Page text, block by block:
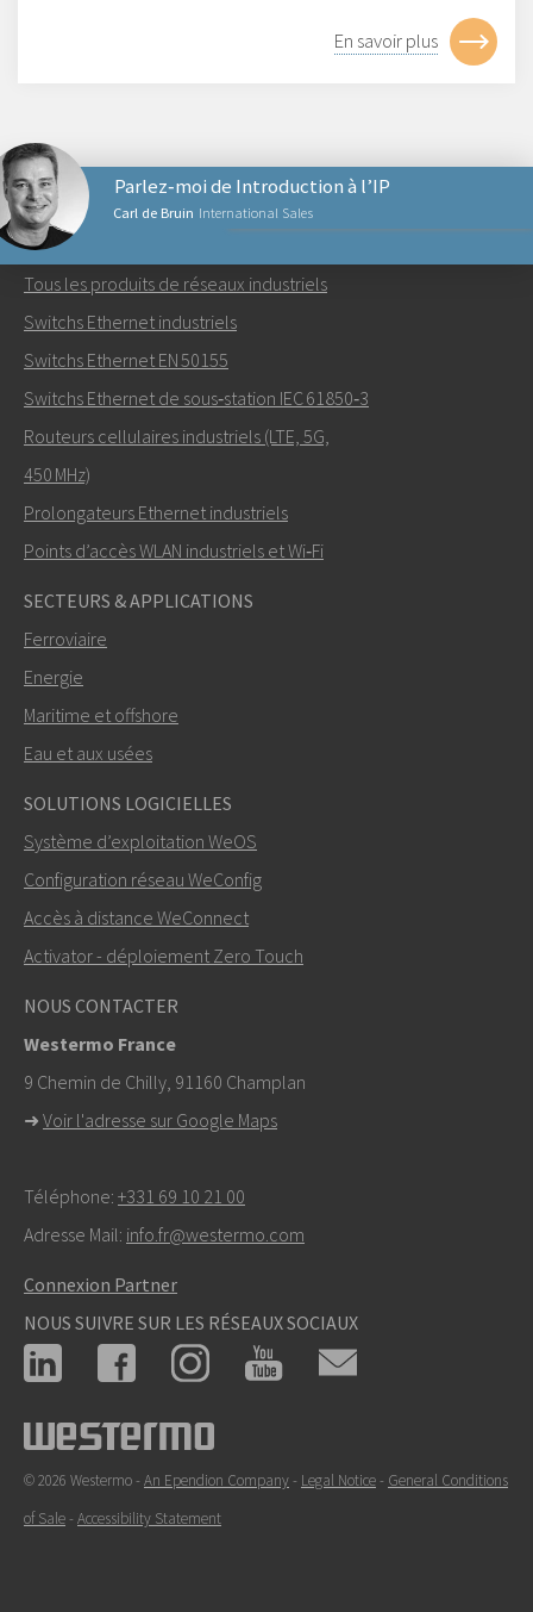
En savoir plus
Carl de Bruin International Sales
Parlez‑moi de Introduction à l’IP
Envoyer un email à Carl
Comment Carl peut-il vous contacter?
Autres moyens de nous contacter
+46 16 42 80 00
info@westermo.com
Pour toute demande d’assistance,
contacter le support technique
PRODUITS RÉSEAUX
Tous les produits de réseaux industriels
Switchs Ethernet industriels
Switchs Ethernet EN 50155
Switchs Ethernet de sous‑station IEC 61850‑3
Routeurs cellulaires industriels (LTE, 5G,
450 MHz)
Prolongateurs Ethernet industriels
Points d’accès WLAN industriels et Wi‑Fi
SECTEURS & APPLICATIONS
Ferroviaire
Energie
Maritime et offshore
Eau et aux usées
SOLUTIONS LOGICIELLES
Système d’exploitation WeOS
Configuration réseau WeConfig
Accès à distance WeConnect
Activator - déploiement Zero Touch
NOUS CONTACTER
Westermo France
9 Chemin de Chilly, 91160 Champlan
➜ Voir l'adresse sur Google Maps
Téléphone: +331 69 10 21 00
Adresse Mail: info.fr@westermo.com
Connexion Partner
NOUS SUIVRE SUR LES RÉSEAUX SOCIAUX
© 2026 Westermo - An Ependion Company- Legal Notice- General Conditions
of Sale- Accessibility Statement